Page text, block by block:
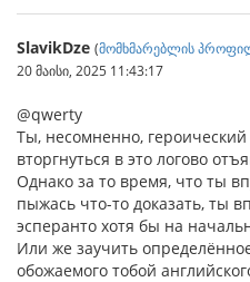
SlavikDze (მომხმარებლის
20 მაისი, 2025 11:43:17
@qwerty
Ты, несомненно,
вторгнуться в это логово
Однако за то время, что ты
пыжась что-то доказать, ты
эсперанто хотя бы на
Или же заучить
обожаемого тобой